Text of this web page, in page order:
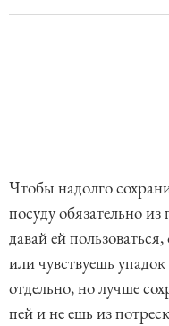
Чтобы надолго
посуду обязательно
давай ей
или чувствуешь
отдельно, но лучше
пей и не ешь из